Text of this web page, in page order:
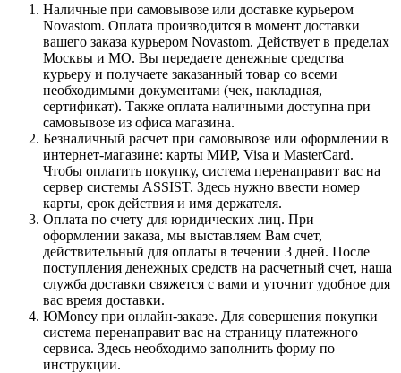
Наличные при самовывозе или доставке курьером
Novastom. Оплата производится в момент доставки
вашего заказа курьером Novastom. Действует в пределах
Москвы и МО. Вы передаете денежные средства
курьеру и получаете заказанный товар со всеми
необходимыми документами (чек, накладная,
сертификат). Также оплата наличными доступна при
самовывозе из офиса магазина.
Безналичный расчет при самовывозе или оформлении в
интернет-магазине: карты МИР, Visa и MasterCard.
Чтобы оплатить покупку, система перенаправит вас на
сервер системы ASSIST. Здесь нужно ввести номер
карты, срок действия и имя держателя.
Оплата по счету для юридических лиц. При
оформлении заказа, мы выставляем Вам счет,
действительный для оплаты в течении 3 дней. После
поступления денежных средств на расчетный счет, наша
служба доставки свяжется с вами и уточнит удобное для
вас время доставки.
ЮMoney при онлайн-заказе. Для совершения покупки
система перенаправит вас на страницу платежного
сервиса. Здесь необходимо заполнить форму по
инструкции.